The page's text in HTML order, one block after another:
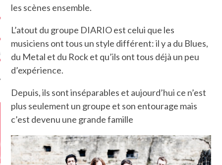
7.6
DUDE’S REV...
5.4
CLAN – A BE...
6.8
– HEL...
les scènes ensemble.
L’atout du groupe DIARIO est celui que les
musiciens ont tous un style différent: il y a du Blues,
du Metal et du Rock et qu’ils ont tous déjà un peu
d’expérience.
Depuis, ils sont inséparables et aujourd’hui ce n’est
plus seulement un groupe et son entourage mais
c’est devenu une grande famille